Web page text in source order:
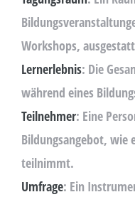
Workshops,
Lernerlebnis: Die
während eines
Teilnehmer: Eine
Bildungsangebot, wie
teilnimmt.
Umfrage: Ein